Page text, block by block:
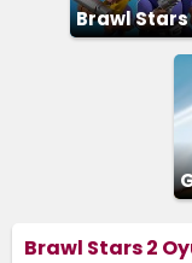
Brawl Stars
Brawl Stars 2